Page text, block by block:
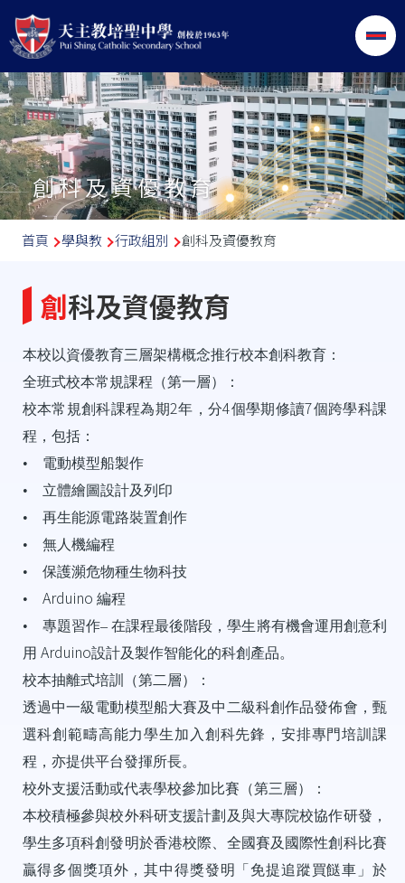
移至主內容
創科及資優教育
導
連
結
首頁 學與教 行政組別 創科及資優教育
創科及資優教育
本校以資優教育三層架構概念推行校本創科教育：
全班式校本常規課程（第一層）：
校本常規創科課程為期2年，分4個學期修讀7個跨學科課
程，包括：
•
電動模型船製作
•
立體繪圖設計及列印
•
再生能源電路裝置創作
•
無人機編程
•
保護瀕危物種生物科技
•
Arduino 編程
•
專題習作– 在課程最後階段，學生將有機會運用創意利
用 Arduino設計及製作智能化的科創產品。
校本抽離式培訓（第二層）：
透過中一級電動模型船大賽及中二級科創作品發佈會，甄
選科創範疇高能力學生加入創科先鋒，安排專門培訓課
程，亦提供平台發揮所長。
校外支援活動或代表學校參加比賽（第三層）：
本校積極參與校外科研支援計劃及與大專院校協作研發，
學生多項科創發明於香港校際、全國賽及國際性創科比賽
贏得多個獎項外，其中得獎發明「免提追蹤買餸車」於